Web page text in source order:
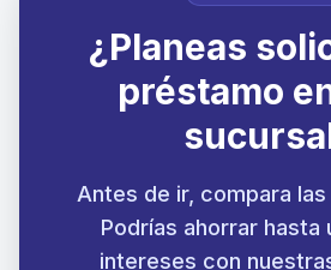
¿Planeas
préstamo
Antes de ir, compara
Podrías ahorrar hasta
intereses con